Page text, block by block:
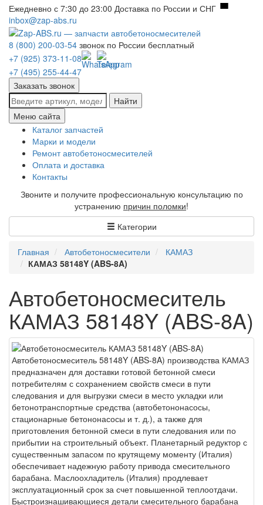
Ежедневно с 7:30 до 23:00 Доставка по России и СНГ
inbox@zap-abs.ru
8 (800) 200-03-54 звонок по России бесплатный
+7 (925) 373-11-08
+7 (495) 255-44-47
Заказать звонок
Найти
Меню сайта
Каталог запчастей
Марки и модели
Ремонт автобетоносмесителей
Оплата и доставка
Контакты
Звоните и получите профессиональную консультацию по
устранению причин поломки!
Категории
Главная Автобетоносмесители
КАМАЗ
КАМАЗ 58148Y (ABS-8A)
Автобетоносмеситель
КАМАЗ 58148Y (ABS-8A)
Автобетоносмеситель 58148Y (ABS-8A) производства КАМАЗ
предназначен для доставки готовой бетонной смеси
потребителям с сохранением свойств смеси в пути
следования и для выгрузки смеси в место укладки или
бетонотранспортные средства (автобетононасосы,
стационарные бетононасосы и т. д.), а также для
приготовления бетонной смеси в пути следования или по
прибытии на строительный объект. Планетарный редуктор с
существенным запасом по крутящему моменту (Италия)
обеспечивает надежную работу привода смесительного
барабана. Маслоохладитель (Италия) продлевает
эксплуатационный срок за счет повышенной теплоотдачи.
Быстроизнашивающиеся детали смесительного барабана